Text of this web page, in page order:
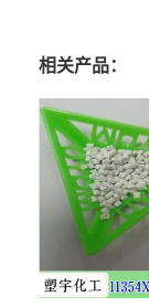
相关产品：